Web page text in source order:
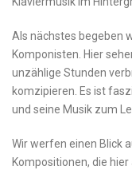
Als nächstes​ begeben
Komponisten. Hier
unzählige Stunden
komzipieren. Es ⁣ist​
und seine‍ Musik zum
Wir werfen einen Blick
Kompositionen, die​